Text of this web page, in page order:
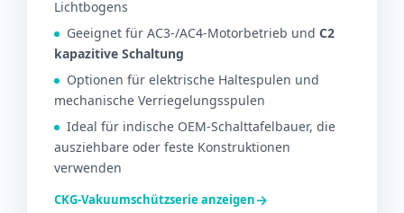
Lichtbogens
Geeignet für AC3-/AC4-Motorbetrieb undC2
kapazitive Schaltung
Optionen für elektrische Haltespulen und
mechanische Verriegelungsspulen
Ideal für indische OEM-Schalttafelbauer, die
ausziehbare oder feste Konstruktionen
verwenden
CKG-Vakuumschützserie anzeigen→